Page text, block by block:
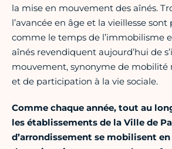
la mise en mouvement des aînés.
l’avancée en âge et la vieillesse sont
comme le temps de l’immobilisme
aînés revendiquent aujourd’hui de
mouvement, synonyme de mobilité
et de participation à la vie sociale.
Comme chaque année, tout au
les établissements de la Ville de
d’arrondissement se mobilisent